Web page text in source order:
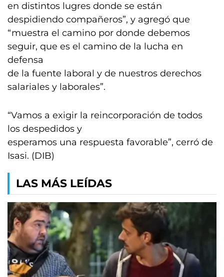
en distintos lugres donde se están
despidiendo compañeros”, y agregó que
“muestra el camino por donde debemos
seguir, que es el camino de la lucha en
defensa
de la fuente laboral y de nuestros derechos
salariales y laborales”.
“Vamos a exigir la reincorporación de todos
los despedidos y
esperamos una respuesta favorable”, cerró de
Isasi. (DIB)
LAS MÁS LEÍDAS